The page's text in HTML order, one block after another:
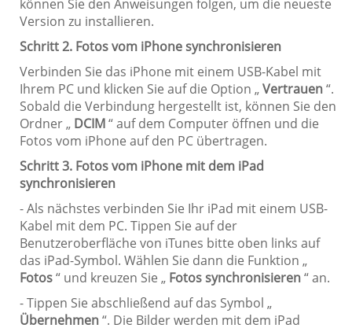
können Sie den Anweisungen folgen, um die neueste
Version zu installieren.
Schritt 2. Fotos vom iPhone synchronisieren
Verbinden Sie das iPhone mit einem USB-Kabel mit
Ihrem PC und klicken Sie auf die Option „Vertrauen“.
Sobald die Verbindung hergestellt ist, können Sie den
Ordner „ DCIM“ auf dem Computer öffnen und die
Fotos vom iPhone auf den PC übertragen.
Schritt 3. Fotos vom iPhone mit dem iPad
synchronisieren
- Als nächstes verbinden Sie Ihr iPad mit einem USB-
Kabel mit dem PC. Tippen Sie auf der
Benutzeroberfläche von iTunes bitte oben links auf
das iPad-Symbol. Wählen Sie dann die Funktion „
Fotos“ und kreuzen Sie „ Fotos synchronisieren“ an.
- Tippen Sie abschließend auf das Symbol „
Übernehmen“. Die Bilder werden mit dem iPad